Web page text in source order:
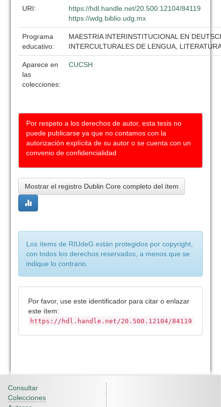
URI:
https://hdl.handle.net/20.500.12104/84119
https://wdg.biblio.udg.mx
Programa
educativo:
MAESTRIA INTERINSTITUCIONAL EN
INTERCULTURALES DE LENGUA,
Aparece en
las
colecciones:
CUCSH
Por respeto a los derechos de autor, esta tesis no
puede publicarse ya que no contamos con la
autorización explícita de su autor o se cuenta con un
convenio de confidencialidad
Mostrar el registro Dublin Core completo del ítem
Los ítems de RIUdeG están protegidos por copyright,
con todos los derechos reservados, a menos que se
indique lo contrario.
Por favor, use este identificador para citar o enlazar
este ítem:
https://hdl.handle.net/20.500.12104/84119
Consultar
Colecciones